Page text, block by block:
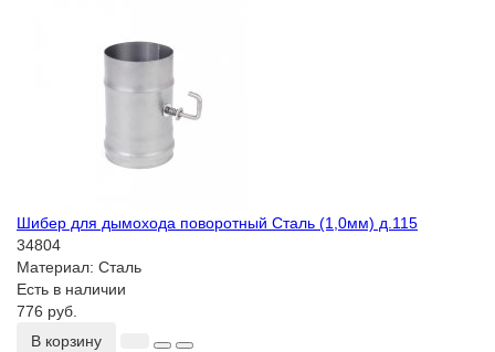
Шибер для дымохода поворотный Сталь (1,0мм) д.115
34804
Материал: Сталь
Есть в наличии
776 руб.
В корзину